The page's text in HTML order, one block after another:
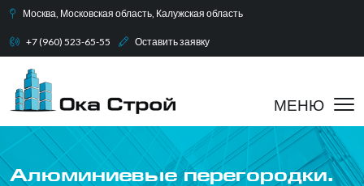
Москва, Московская область, Калужская область
+7 (960) 523-65-55 Оставить заявку
Алюминиевые перегородки.